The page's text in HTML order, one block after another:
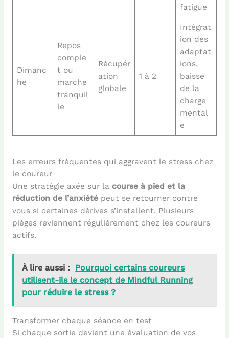
fatigue
Dimanc
he
Repos
comple
t ou
marche
tranquil
le
Récupér
ation
globale
1 à 2
Intégrat
ion des
adaptat
ions,
baisse
de la
charge
mental
e
Les erreurs fréquentes qui aggravent le stress chez
le coureur
Une stratégie axée sur la course à pied et la
réduction de l’anxiétépeut se retourner contre
vous si certaines dérives s’installent. Plusieurs
pièges reviennent régulièrement chez les coureurs
actifs.
À lire aussi : Pourquoi certains coureurs
utilisent-ils le concept de Mindful Running
pour réduire le stress ?
Transformer chaque séance en test
Si chaque sortie devient une évaluation de vos